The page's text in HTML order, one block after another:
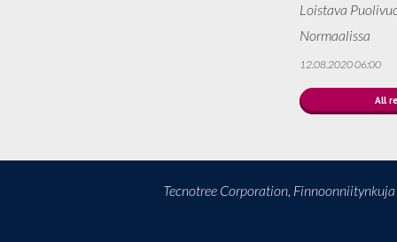
Loistava
Normaalissa
12.08.2020 06:00
All
Tecnotree Corporation,